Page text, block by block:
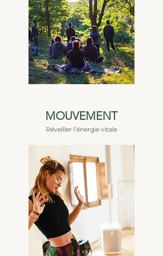
MOUVEMENT
Réveiller l’énergie vitale